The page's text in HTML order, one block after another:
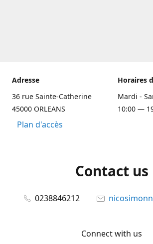
Adresse
36 rue Sainte-Catherine
45000 ORLEANS
Plan d'accès
Horaires
Mardi -
10:00 —
Contact us
0238846212
Connect with us